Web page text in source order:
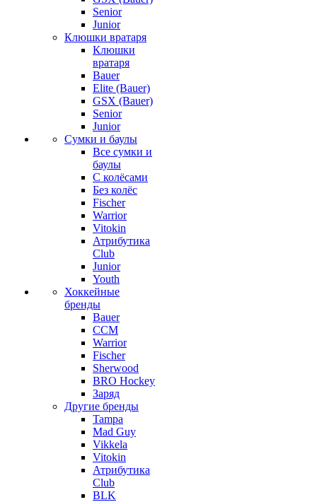
Senior
Junior
Клюшки вратаря
Клюшки
вратаря
Bauer
Elite (Bauer)
GSX (Bauer)
Senior
Junior
Сумки и баулы
Все сумки и
баулы
С колёсами
Без колёс
Fischer
Warrior
Vitokin
Атрибутика
Club
Junior
Youth
Хоккейные
бренды
Bauer
CCM
Warrior
Fischer
Sherwood
BRO Hockey
Заряд
Другие бренды
Tampa
Mad Guy
Vikkela
Vitokin
Атрибутика
Club
BLK